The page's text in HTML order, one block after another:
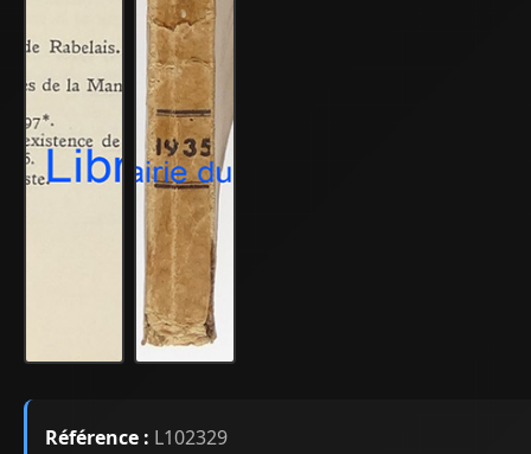
Référence : L102329